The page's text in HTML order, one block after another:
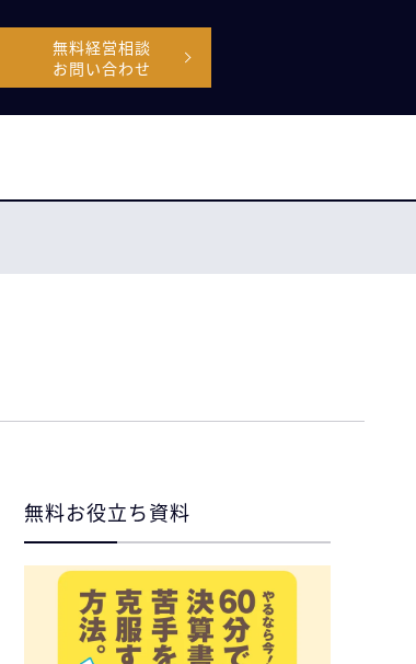
検索フィールドです。
補はありません。
無料経営相談
お問い合わせ
無料お役立ち資料